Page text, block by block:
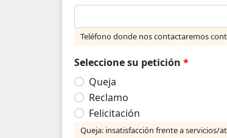
Teléfono donde nos contactaremos
Seleccione su petición *
Queja
Reclamo
Felicitación
Queja: insatisfacción frente a servicios/